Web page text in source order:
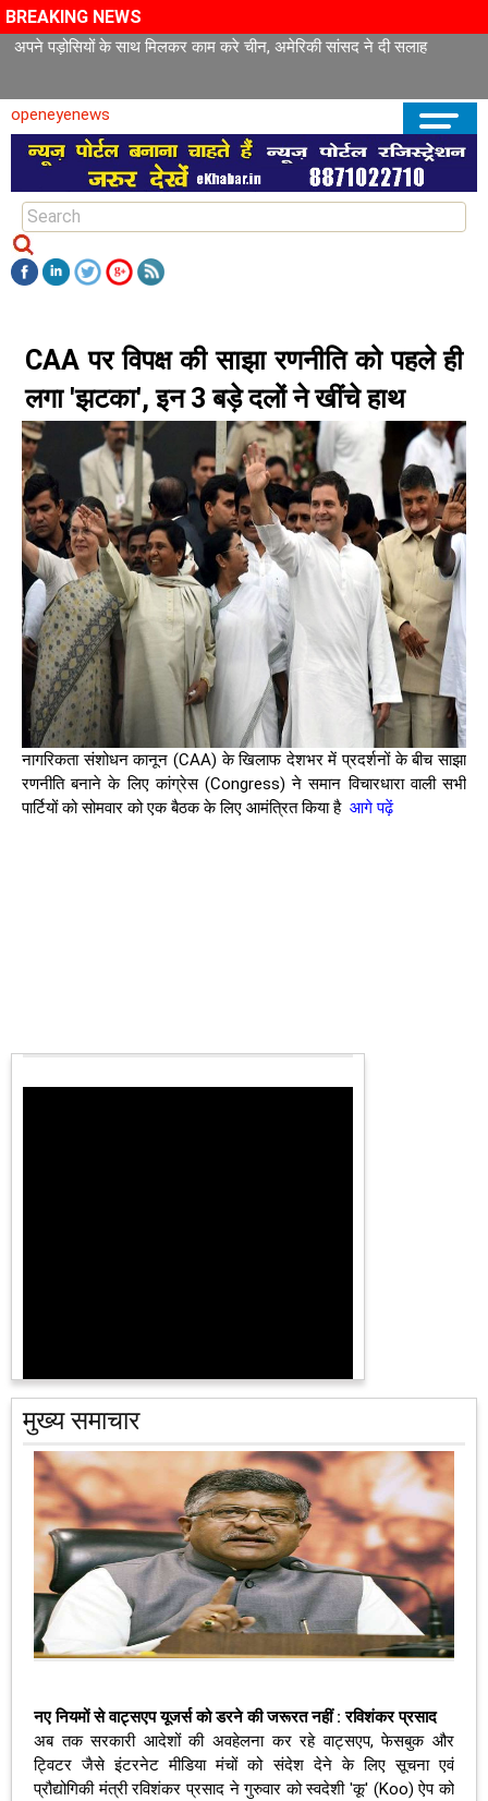
BREAKING NEWS
अपने पड़ोसियों के साथ मिलकर काम करे चीन, अमेरिकी सांसद ने दी सलाह
openeyenews
CAA पर विपक्ष की साझा रणनीति को पहले ही
लगा 'झटका', इन 3 बड़े दलों ने खींचे हाथ
नागरिकता संशोधन कानून (CAA) के खिलाफ देशभर में प्रदर्शनों के बीच साझा
रणनीति बनाने के लिए कांग्रेस (Congress) ने समान विचारधारा वाली सभी
पार्टियों को सोमवार को एक बैठक के लिए आमंत्रित किया हैआगे पढ़ें
मुख्य समाचार
नए नियमों से वाट्सएप यूजर्स को डरने की जरूरत नहीं : रविशंकर प्रसाद
अब तक सरकारी आदेशों की अवहेलना कर रहे वाट्सएप, फेसबुक और
ट्विटर जैसे इंटरनेट मीडिया मंचों को संदेश देने के लिए सूचना एवं
प्रौद्योगिकी मंत्री रविशंकर प्रसाद ने गुरुवार को स्वदेशी 'कू' (Koo) ऐप को